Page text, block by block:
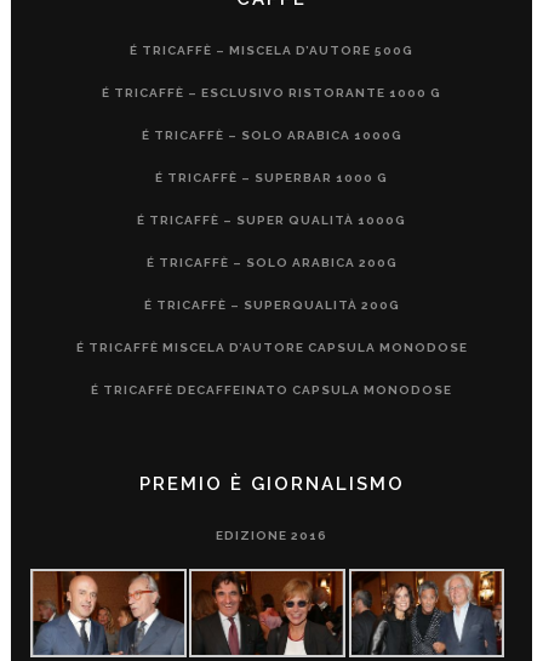
É TRICAFFÈ – MISCELA D’AUTORE 500G
É TRICAFFÈ – ESCLUSIVO RISTORANTE 1000 G
É TRICAFFÈ – SOLO ARABICA 1000G
É TRICAFFÈ – SUPERBAR 1000 G
É TRICAFFÈ – SUPER QUALITÀ 1000G
É TRICAFFÈ – SOLO ARABICA 200G
É TRICAFFÈ – SUPERQUALITÀ 200G
É TRICAFFÈ MISCELA D’AUTORE CAPSULA MONODOSE
É TRICAFFÈ DECAFFEINATO CAPSULA MONODOSE
PREMIO È GIORNALISMO
EDIZIONE 2016